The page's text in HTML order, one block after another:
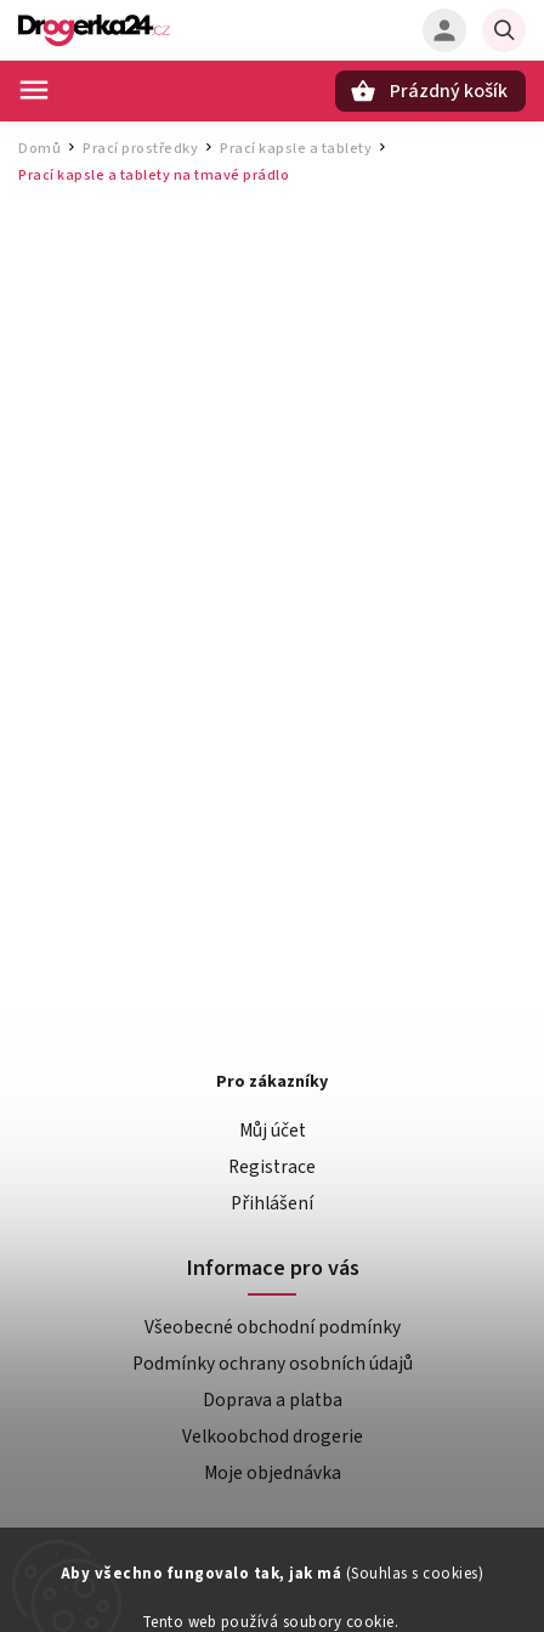
Aby všechno fungovalo tak, jak má (Souhlas s cookies)
Tento web používá soubory cookie.
Prázdný košík
Domů / Prací prostředky / Prací kapsle a tablety /
Prací kapsle a tablety na tmavé prádlo
Pro zákazníky
Můj účet
Registrace
Přihlášení
Informace pro vás
Všeobecné obchodní podmínky
Podmínky ochrany osobních údajů
Doprava a platba
Velkoobchod drogerie
Moje objednávka